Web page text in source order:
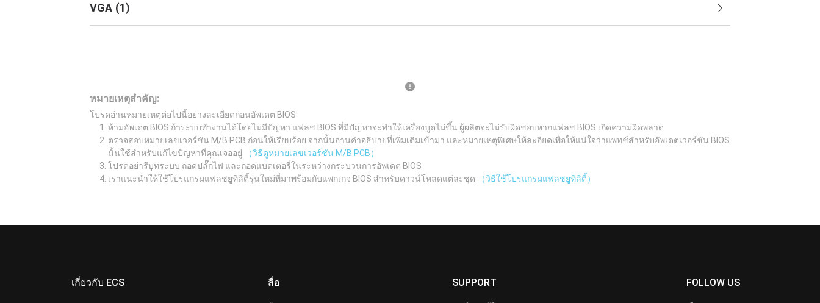
VGA (1)
หมายเหตุสำคัญ:
โปรดอ่านหมายเหตุต่อไปนี้อย่างละเอียดก่อนอัพเดต BIOS
ห้ามอัพเดต BIOS ถ้าระบบทำงานได้โดยไม่มีปัญหา แฟลช BIOS ที่มีปัญหาจะทำให้เครื่องบูตไม่ขึ้น ผู้ผลิตจะไม่รับผิดชอบหากแฟลช BIOS เกิดความผิดพลาด
ตรวจสอบหมายเลขเวอร์ชัน M/B PCB ก่อนให้เรียบร้อย จากนั้นอ่านคำอธิบายที่เพิ่มเติมเข้ามา และหมายเหตุพิเศษให้ละอียดเพื่อให้แน่ใจว่าแพทช์สำหรับอัพเดตเวอร์ชัน BIOS
นั้นใช้สำหรับแก้ไขปัญหาที่คุณเจออยู่
（วิธีดูหมายเลขเวอร์ชัน M/B PCB）
โปรดอย่ารีบูทระบบ ถอดปลั๊กไฟ และถอดแบตเตอรี่ในระหว่างกระบวนการอัพเดต BIOS
เราแนะนำให้ใช้โปรแกรมแฟลชยูทิลิตี้รุ่นใหม่ที่มาพร้อมกับแพกเกจ BIOS สำหรับดาวน์โหลดแต่ละชุด
（วิธีใช้โปรแกรมแฟลชยูทิลิตี้）
เกี่ยวกับ ECS สื่อ SUPPORT FOLLOW US